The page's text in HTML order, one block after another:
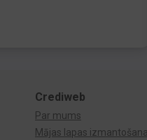
Crediweb
Par mums
Mājas lapas